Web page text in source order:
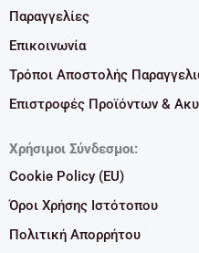
Παραγγελίες
Επικοινωνία
Τρόποι Αποστολής
Επιστροφές Προϊόντων &
Χρήσιμοι Σύνδεσμοι:
Cookie Policy (EU)
Όροι Χρήσης Ιστότοπου
Πολιτική Απορρήτου